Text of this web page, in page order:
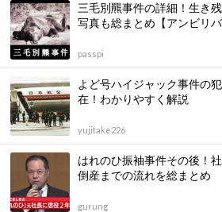
三毛別羆事件の詳細！生き
写真も総まとめ【アンビリバ
passpi
よど号ハイジャック事件の
在！わかりやすく解説
yujitake226
はれのひ振袖事件その後！
倒産までの流れを総まとめ
gurung